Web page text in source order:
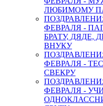
ЛЮБИМОМУ
ФЕВРАЛЯ -
БРАТУ, ДЯДЕ,
ВНУКУ
ФЕВРАЛЯ -
СВЕКРУ
ФЕВРАЛЯ -